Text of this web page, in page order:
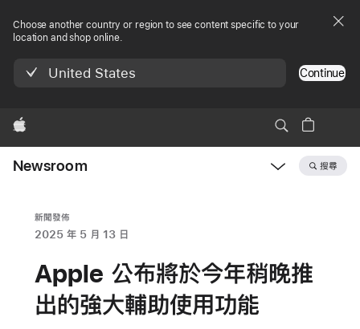
Choose another country or region to see content specific to your
location and shop online.
United States Continue
Apple
Newsroom 搜尋
新聞發佈
2025 年 5 月 13 日
Apple 公布將於今年稍晚推
出的強大輔助使用功能